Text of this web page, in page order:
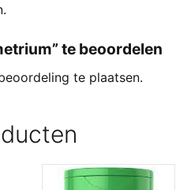
te beoordelen
te plaatsen.